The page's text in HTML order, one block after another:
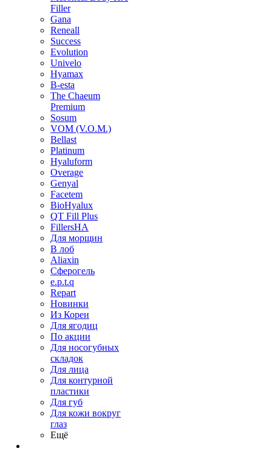
Filler
Gana
Reneall
Success
Evolution
Univelo
Hyamax
B-esta
The Chaeum
Premium
Sosum
VOM (V.O.M.)
Bellast
Platinum
Hyaluform
Overage
Genyal
Facetem
BioHyalux
QT Fill Plus
FillersHA
Для морщин
В лоб
Aliaxin
Сферогель
e.p.t.q
Repart
Новинки
Из Кореи
Для ягодиц
По акции
Для носогубных
складок
Для лица
Для контурной
пластики
Для губ
Для кожи вокруг
глаз
Ещё